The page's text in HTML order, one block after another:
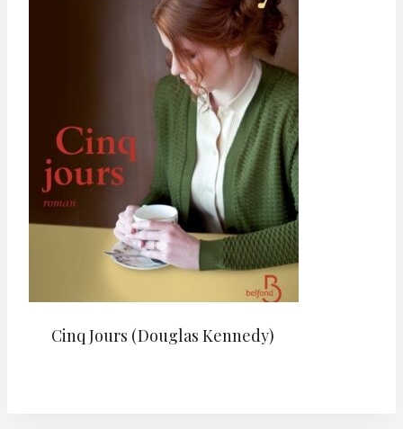
Cinq Jours (Douglas Kennedy)